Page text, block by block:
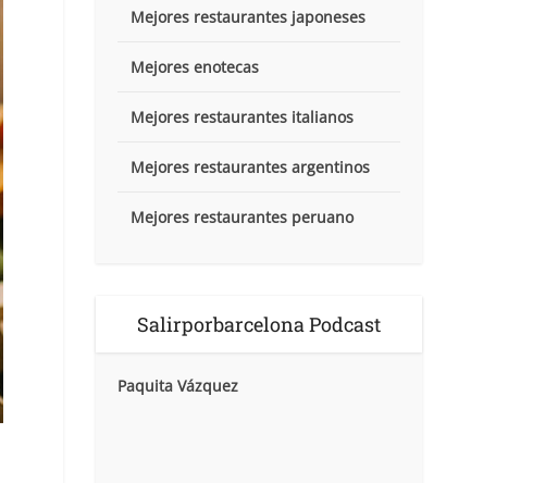
Mejores restaurantes japoneses
Mejores enotecas
Mejores restaurantes italianos
Mejores restaurantes argentinos
Mejores restaurantes peruano
Salirporbarcelona Podcast
Paquita Vázquez